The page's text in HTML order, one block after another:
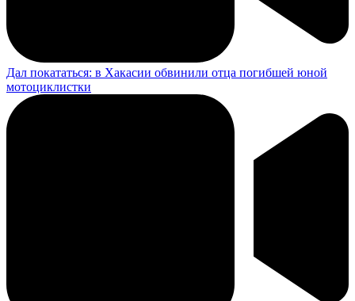
Дал покататься: в Хакасии обвинили отца погибшей юной
мотоциклистки